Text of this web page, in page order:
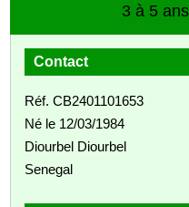
3 à 5
Contact
Réf. CB2401101653
Né le 12/03/1984
Diourbel Diourbel
Senegal